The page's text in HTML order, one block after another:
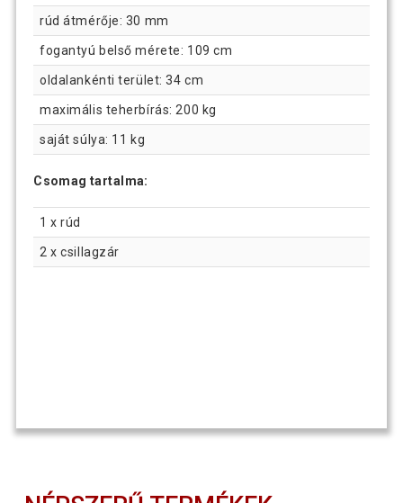
rúd átmérője: 30 mm
fogantyú belső mérete: 109 cm
oldalankénti terület: 34 cm
maximális teherbírás: 200 kg
saját súlya: 11 kg
Csomag tartalma:
1 x rúd
2 x csillagzár